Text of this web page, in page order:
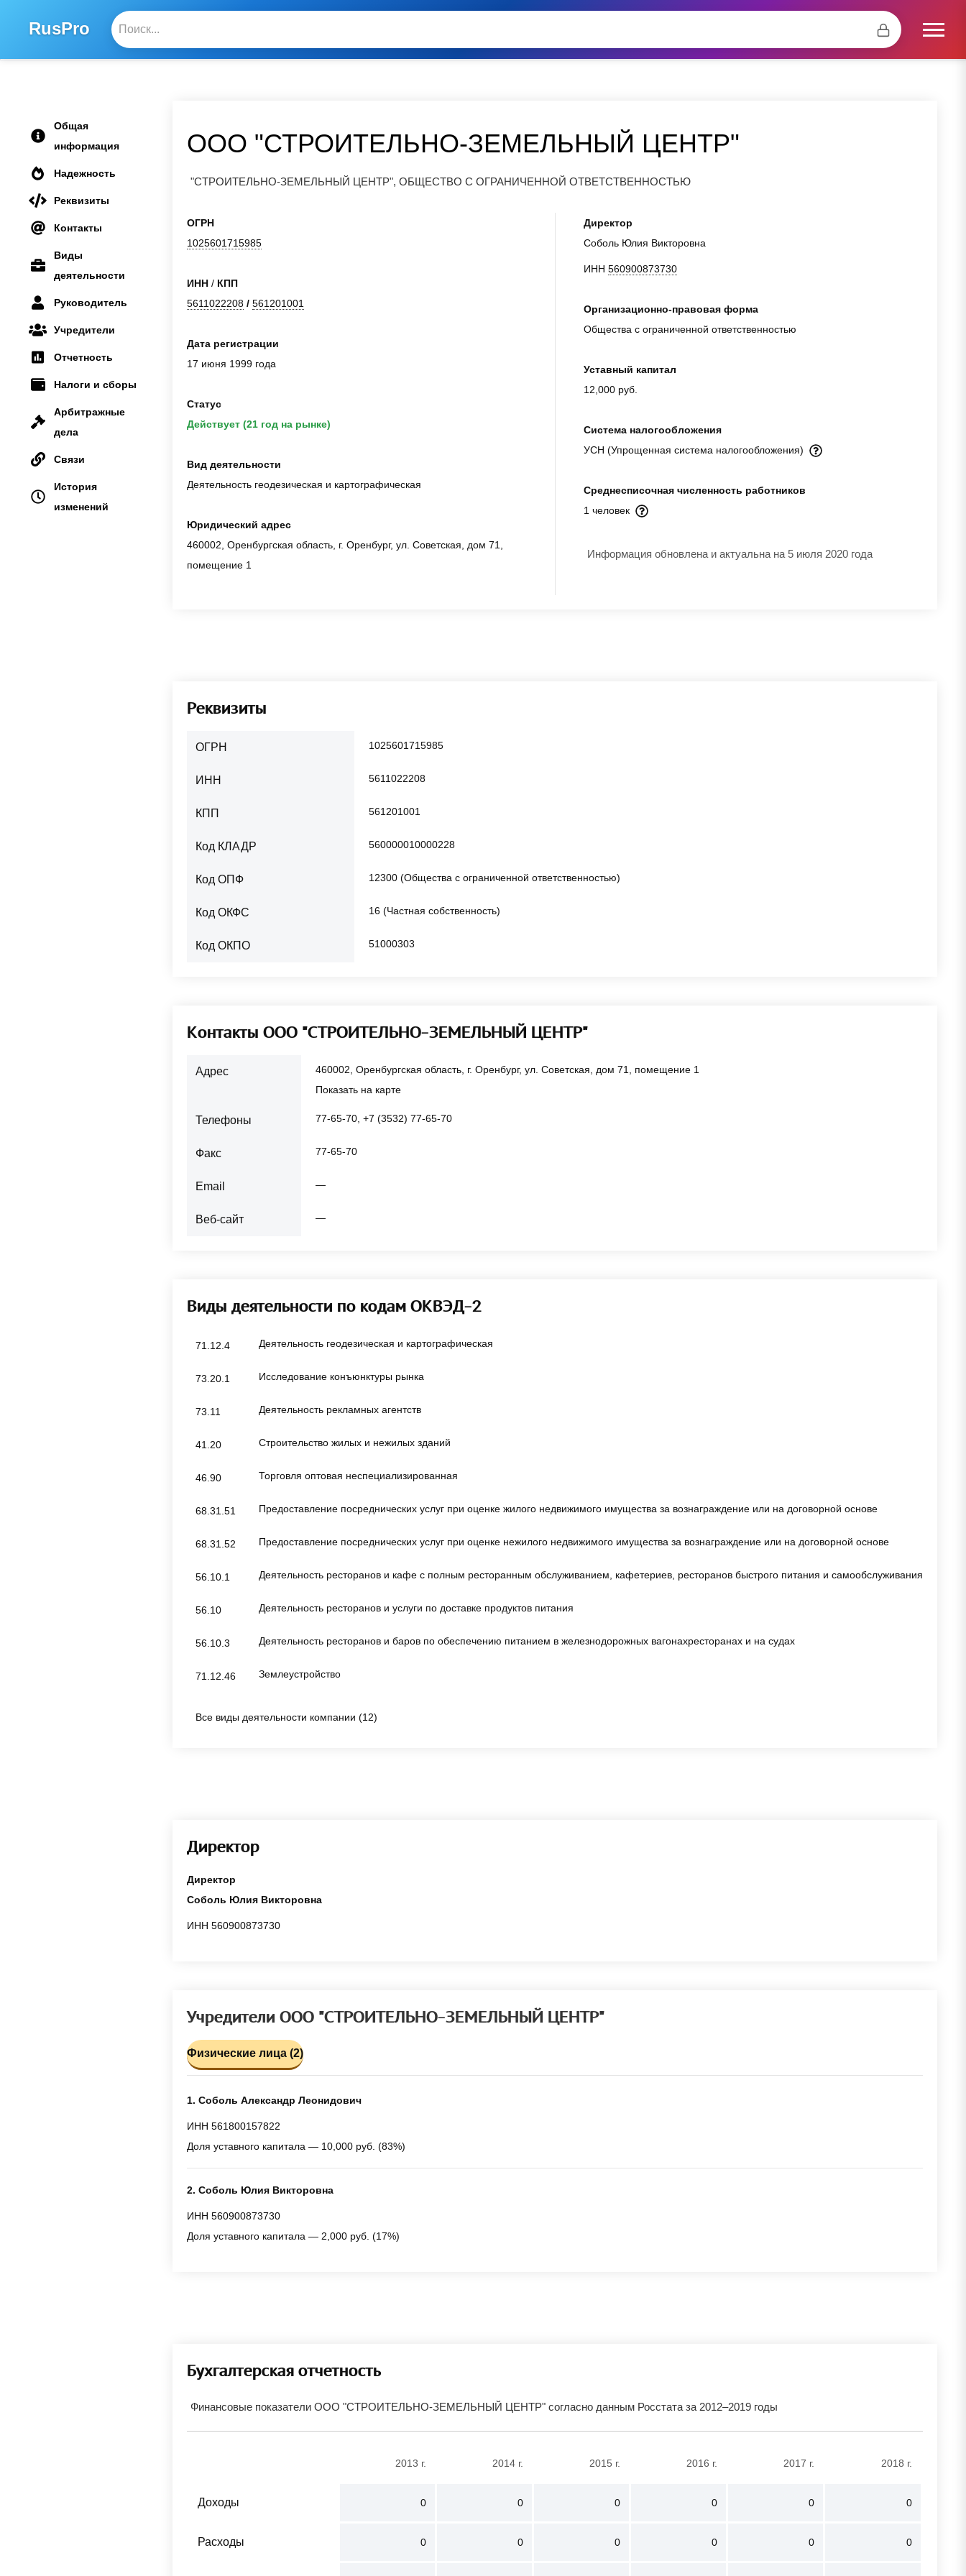
RusPro
Общая
информация
Надежность
Реквизиты
Контакты
Виды
деятельности
Руководитель
Учредители
Отчетность
Налоги и сборы
Арбитражные
дела
Связи
История
изменений
ООО "СТРОИТЕЛЬНО-ЗЕМЕЛЬНЫЙ ЦЕНТР"
"СТРОИТЕЛЬНО-ЗЕМЕЛЬНЫЙ ЦЕНТР", ОБЩЕСТВО С ОГРАНИЧЕННОЙ ОТВЕТСТВЕННОСТЬЮ
ОГРН
1025601715985
ИНН / КПП
5611022208 / 561201001
Дата регистрации
17 июня 1999 года
Статус
Действует (21 год на рынке)
Вид деятельности
Деятельность геодезическая и картографическая
Юридический адрес
460002, Оренбургская область, г. Оренбург, ул. Советская, дом 71,
помещение 1
Директор
Соболь Юлия Викторовна
ИНН 560900873730
Организационно-правовая форма
Общества с ограниченной ответственностью
Уставный капитал
12,000 руб.
Система налогообложения
УСН (Упрощенная система налогообложения)
Среднесписочная численность работников
1 человек
Информация обновлена и актуальна на 5 июля 2020 года
Реквизиты
ОГРН 1025601715985
ИНН 5611022208
КПП 561201001
Код КЛАДР 560000010000228
Код ОПФ 12300 (Общества с ограниченной ответственностью)
Код ОКФС 16 (Частная собственность)
Код ОКПО 51000303
Контакты ООО "СТРОИТЕЛЬНО-ЗЕМЕЛЬНЫЙ ЦЕНТР"
Адрес
460002, Оренбургская область, г. Оренбург, ул. Советская, дом 71, помещение 1
Показать на карте
Телефоны 77-65-70, +7 (3532) 77-65-70
Факс 77-65-70
Email —
Веб-сайт —
Виды деятельности по кодам ОКВЭД-2
71.12.4 Деятельность геодезическая и картографическая
73.20.1 Исследование конъюнктуры рынка
73.11 Деятельность рекламных агентств
41.20 Строительство жилых и нежилых зданий
46.90 Торговля оптовая неспециализированная
68.31.51 Предоставление посреднических услуг при оценке жилого недвижимого имущества за вознаграждение или на договорной основе
68.31.52 Предоставление посреднических услуг при оценке нежилого недвижимого имущества за вознаграждение или на договорной основе
56.10.1 Деятельность ресторанов и кафе с полным ресторанным обслуживанием, кафетериев, ресторанов быстрого питания и самообслуживания
56.10 Деятельность ресторанов и услуги по доставке продуктов питания
56.10.3 Деятельность ресторанов и баров по обеспечению питанием в железнодорожных вагонахресторанах и на судах
71.12.46 Землеустройство
Все виды деятельности компании (12)
Директор
Директор
Соболь Юлия Викторовна
ИНН 560900873730
Учредители ООО "СТРОИТЕЛЬНО-ЗЕМЕЛЬНЫЙ ЦЕНТР"
Физические лица (2)
1. Соболь Александр Леонидович
ИНН 561800157822
Доля уставного капитала — 10,000 руб. (83%)
2. Соболь Юлия Викторовна
ИНН 560900873730
Доля уставного капитала — 2,000 руб. (17%)
Бухгалтерская отчетность
Финансовые показатели ООО "СТРОИТЕЛЬНО-ЗЕМЕЛЬНЫЙ ЦЕНТР" согласно данным Росстата за 2012–2019 годы
2013 г. 2014 г. 2015 г. 2016 г. 2017 г. 2018 г.
Доходы 0 0 0 0 0 0
Расходы 0 0 0 0 0 0